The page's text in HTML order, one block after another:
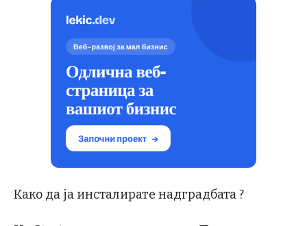
Како да ја инсталирате надградбата ?